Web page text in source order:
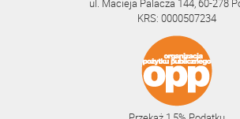
ul. Macieja Palacza 144, 60-278
KRS: 0000507234